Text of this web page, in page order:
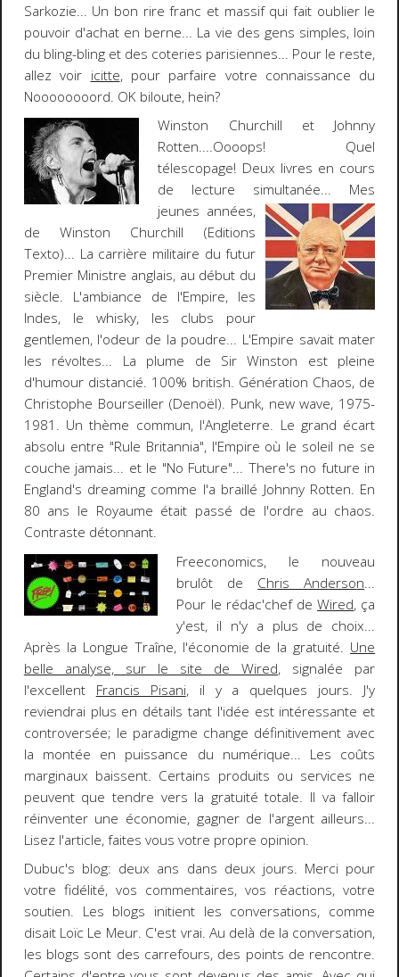
Sarkozie... Un bon rire franc et massif qui fait oublier le
pouvoir d'achat en berne... La vie des gens simples, loin
du bling-bling et des coteries parisiennes... Pour le reste,
allez voir icitte, pour parfaire votre connaissance du
Noooooooord. OK biloute, hein?
Winston Churchill et Johnny
Rotten....Oooops! Quel
télescopage! Deux livres en cours
de lecture simultanée... Mes
jeunes années,
de Winston Churchill (Editions
Texto)... La carrière militaire du futur
Premier Ministre anglais, au début du
siècle. L'ambiance de l'Empire, les
Indes, le whisky, les clubs pour
gentlemen, l'odeur de la poudre... L'Empire savait mater
les révoltes... La plume de Sir Winston est pleine
d'humour distancié. 100% british. Génération Chaos, de
Christophe Bourseiller (Denoël). Punk, new wave, 1975-
1981. Un thème commun, l'Angleterre. Le grand écart
absolu entre "Rule Britannia", l'Empire où le soleil ne se
couche jamais... et le "No Future"... There's no future in
England's dreaming comme l'a braillé Johnny Rotten. En
80 ans le Royaume était passé de l'ordre au chaos.
Contraste détonnant.
Freeconomics, le nouveau
brulôt de Chris Anderson...
Pour le rédac'chefdeWired, ça
y'est, il n'y a plus de choix...
Après la Longue Traîne, l'économie de la gratuité. Une
belle analyse, sur le site de Wired, signalée par
l'excellent Francis Pisani, il y a quelques jours. J'y
reviendrai plus en détails tant l'idée est intéressante et
controversée; le paradigme change définitivement avec
la montée en puissance du numérique... Les coûts
marginaux baissent. Certains produits ou services ne
peuvent que tendre vers la gratuité totale. Il va falloir
réinventer une économie, gagner de l'argent ailleurs...
Lisez l'article, faites vous votre propre opinion.
Dubuc's blog: deux ans dans deux jours. Merci pour
votre fidélité, vos commentaires, vos réactions, votre
soutien. Les blogs initient les conversations, comme
disait Loïc Le Meur. C'est vrai. Au delà de la conversation,
les blogs sont des carrefours, des points de rencontre.